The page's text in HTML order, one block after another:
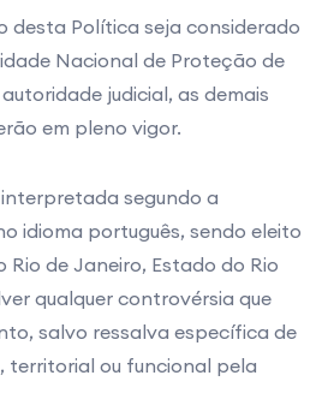
desta Política seja considerado
Nacional de Proteção de
judicial, as demais
em pleno vigor.
segundo a
idioma português, sendo eleito
de Janeiro, Estado do Rio
qualquer controvérsia que
salvo ressalva específica de
territorial ou funcional pela